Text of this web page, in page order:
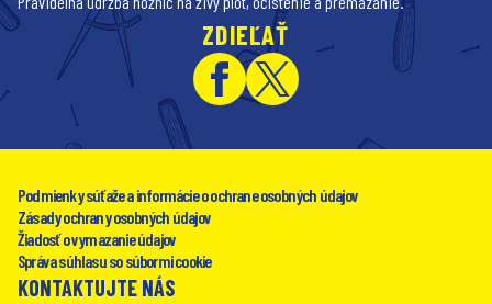
ZDIEĽAŤ
Podmienky súťaže a informácie o ochrane osobných údajov
Zásady ochrany osobných údajov
Žiadosť o vymazanie údajov
Správa súhlasu so súbormi cookie
KONTAKTUJTE NÁS